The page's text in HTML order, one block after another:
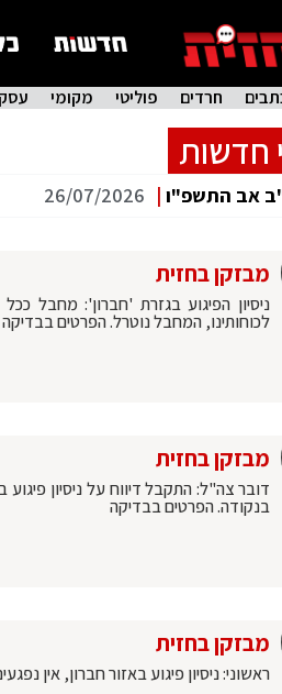
חרדים פוליטי מקומי
חדשות
אב התשפ"ו |
26/07/2026
מבזקן בחזית
ניסיון הפיגוע בגזרת 'חברון': מחבל
לכוחותינו, המחבל נוטרל. הפרטים בבדיקה
מבזקן בחזית
דובר צה"ל: התקבל דיווח על ניסיון
בנקודה. הפרטים בבדיקה
מבזקן בחזית
ראשוני: ניסיון פיגוע באזור חברון, אין